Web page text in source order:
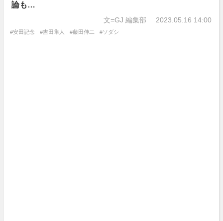
論も…
文=GJ 編集部 2023.05.16 14:00
#安田記念 #吉田隼人 #藤田伸二 #ソダシ